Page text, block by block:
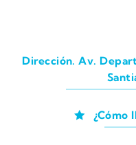
Dirección. Av.
¿Cómo